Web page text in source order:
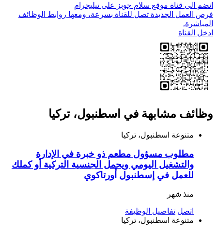
انضم الى قناة موقع سلام جوبز على تيليجرام
فرص العمل الجديدة تصل للقناة بسرعة، ومعها روابط الوظائف
المباشرة.
ادخل القناة
وظائف مشابهة في اسطنبول، تركيا
متنوعة اسطنبول، تركيا
مطلوب مسؤول مطعم ذو خبرة في الإدارة
والتشغيل اليومي ويحمل الجنسية التركية أو كملك
للعمل في إسطنبول أورتاكوي
منذ شهر
اتصل تفاصيل الوظيفة
متنوعة اسطنبول، تركيا